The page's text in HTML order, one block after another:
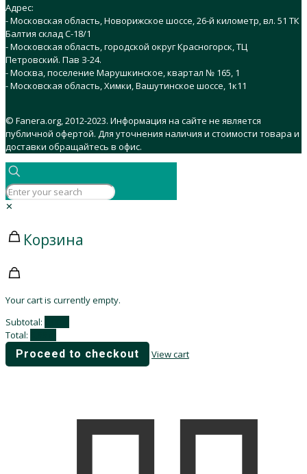
Адрес:
- Московская область, Новорижское шоссе, 26-й километр, вл. 51 ТК
Балтия склад C-18/1
- Московская область, городской округ Красногорск, ТЦ
Петровский. Пав З-24.
- Москва, поселение Марушкинское, квартал № 165, 1
- Московская область, Химки, Вашутинское шоссе, 1к11
© Fanera.org, 2012-2023. Информация на сайте не является
публичной офертой. Для уточнения наличия и стоимости товара и
доставки обращайтесь в офис.
✕
Корзина
Your cart is currently empty.
Subtotal:
Total:
Proceed to checkout View cart